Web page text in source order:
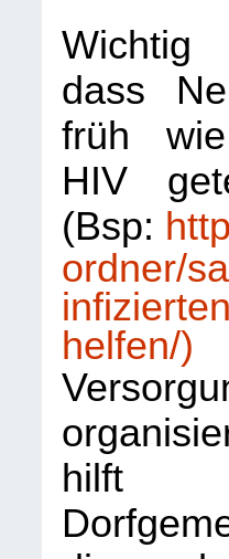
dass
früh
HIV
(Bsp:
ordner/
helfen/)